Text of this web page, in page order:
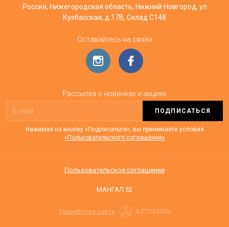
Россия, Нижегородская область, Нижний Новгород, ул
Кузбасская, д.17В, Склад С148
Оставайтесь на связи
Рассылка о новинках и акциях
ПОДПИСАТЬСЯ
Нажимая на кнопку «Подписаться», вы принимаете условия
«Пользовательского соглашения»
Пользовательское соглашение
МАНГАЛ 52
Разработка сайта ASTDESIGN